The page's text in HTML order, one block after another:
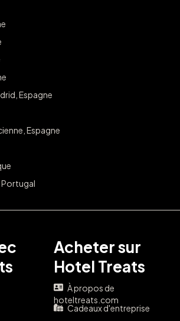
Espagne
Espagne
Portugal
Acheter sur
Hotel Treats
À propos de
hoteltreats.com
Cadeaux d'entreprise